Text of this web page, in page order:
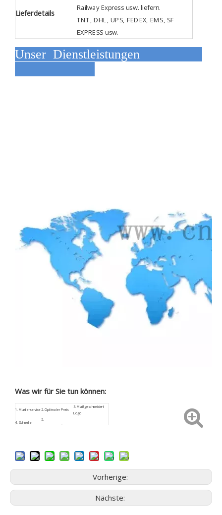
Lieferdetails
Railway Express usw. liefern.
TNT, DHL, UPS, FEDEX, EMS, SF
EXPRESS usw.
Unser Dienstleistungen
Was wir für Sie tun können:
1. Musterservice2. Optimaler Preis
3.Maßgeschneidert
Logo
4. Schnelle
5.
Kundenspezifische
Vorherige:
Nächste: